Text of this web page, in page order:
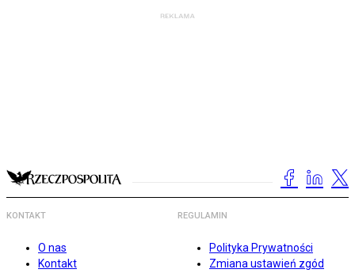
KONTAKT
O nas
Kontakt
REGULAMIN
Polityka Prywatności
Zmiana ustawień zgód